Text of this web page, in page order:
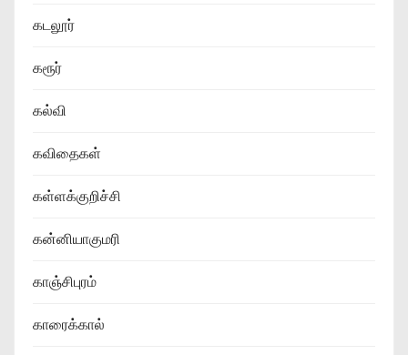
கடலூர்
கரூர்
கல்வி
கவிதைகள்
கள்ளக்குறிச்சி
கன்னியாகுமரி
காஞ்சிபுரம்
காரைக்கால்